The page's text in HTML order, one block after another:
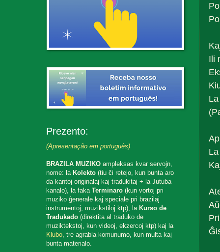
Ili
Prezento:
(Apresentação em português)
BRAZILA MUZIKO ampleksas kvar servojn,
nome: la Kolekto (tiu ĉi retejo, kun bunta aro
da kantoj originalaj kaj tradukitaj + la Jutuba
kanalo), la fakaTerminaro (kun vortoj pri
muziko ĝenerale kaj speciale pri brazilaj
instrumentoj, muzikstiloj ktp), la Kurso de
Tradukado (direktita al traduko de
muziktekstoj, kun videoj, ekzercoj ktp) kaj la
Klubo, tre agrabla komunumo, kun multa kaj
bunta materialo.